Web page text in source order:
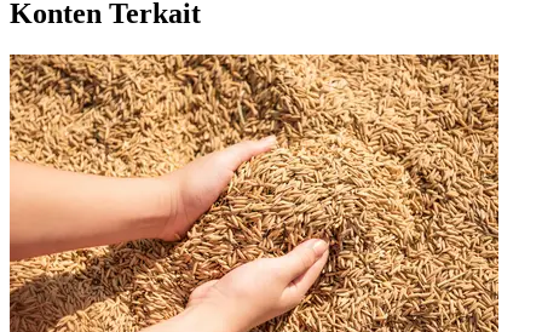
Anak Muda RI Soroti 3 Hak yang Dilanggar dalam
10 Agustus 2026